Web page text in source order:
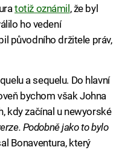
totiž oznámil , že byl
ho vedení
původního držitele práv,
a sequelu. Do hlavní
bychom však Johna
kdy začínal u newyorské
Podobně jako to bylo
Bonaventura, který